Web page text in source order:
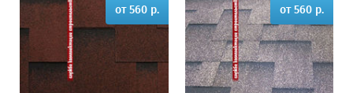
от 560 р. от 560 р.